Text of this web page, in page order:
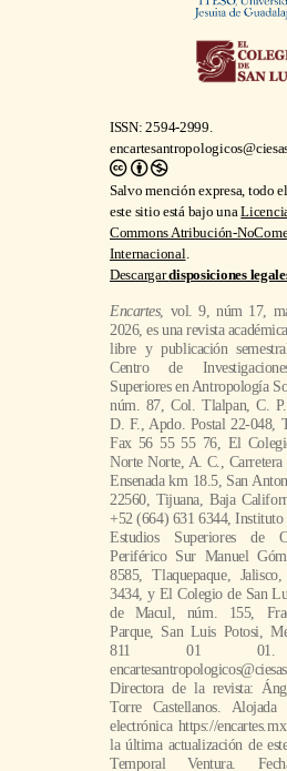
ISSN: 2594-2999.
Salvo mención expresa, todo
este sitio está bajo una
Commons Atribución-
Internacional.
Descargardisposiciones
Encartes, vol. 9, núm 17,
2026, es una revista
libre y publicación
Centro de
Superiores en Antropología
núm. 87, Col. Tlalpan, C.
D. F., Apdo. Postal 22-048,
Fax 56 55 55 76, El
Norte Norte, A. C., Carretera
Ensenada km 18.5, San
22560, Tijuana, Baja
+52 (664) 631 6344, Instituto
Estudios Superiores de
Periférico Sur Manuel
8585, Tlaquepaque,
3434, y El Colegio de San
de Macul, núm. 155,
Parque, San Luis Potosi,
811 01 01.
Directora de la revista:
Torre Castellanos.
electrónica https://
la última actualización de
Temporal Ventura.